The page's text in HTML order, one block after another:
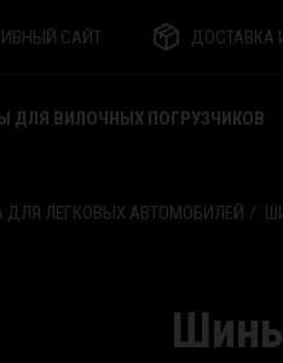
САЙТ ДОСТАВКА
ДЛЯ ВИЛОЧНЫХ ПОГРУЗЧИКОВ
ДЛЯ ЛЕГКОВЫХ АВТОМОБИЛЕЙ
Шины